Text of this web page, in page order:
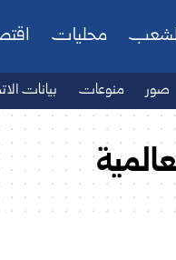
محليات
صور منوعات بيانات